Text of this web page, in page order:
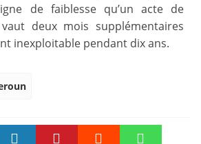
de faiblesse qu’un acte de
deux mois supplémentaires
inexploitable pendant dix ans.